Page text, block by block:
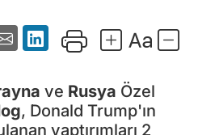
ve Rusya Özel
, Donald Trump'ın
yaptırımları 2